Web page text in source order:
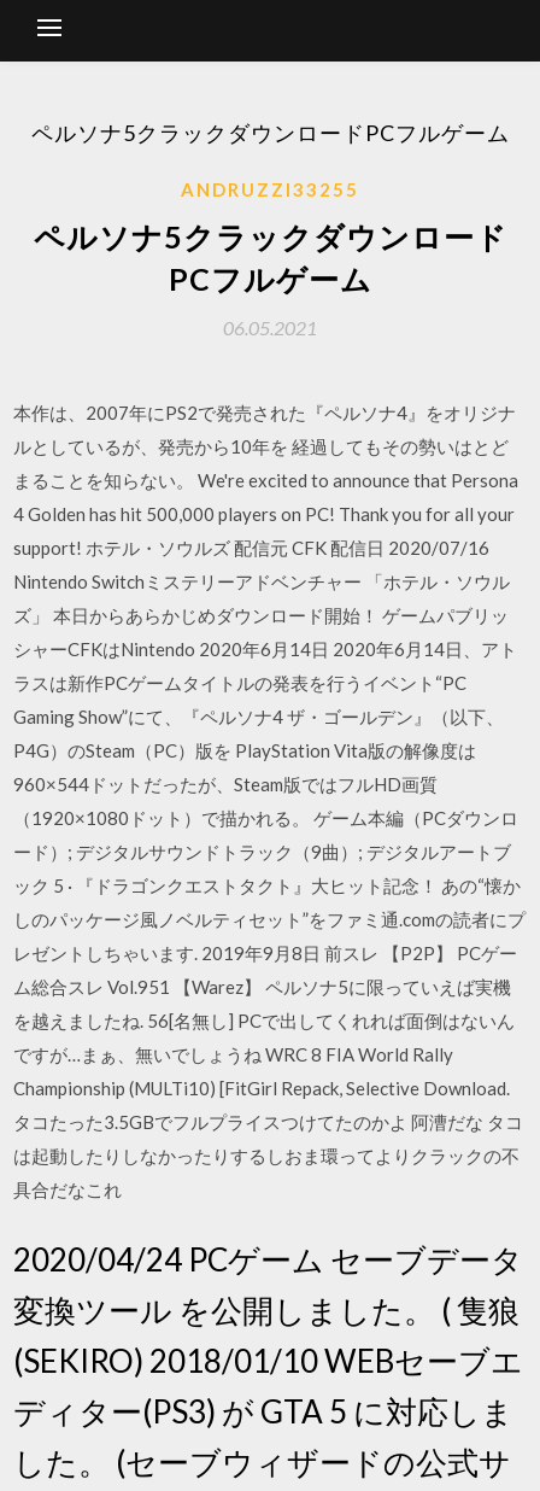
ペルソナ5クラックダウンロードPCフルゲーム
ANDRUZZI33255
ペルソナ5クラックダウンロード
PCフルゲーム
06.05.2021
本作は、2007年にPS2で発売された『ペルソナ4』をオリジナ
ルとしているが、発売から10年を 経過してもその勢いはとど
まることを知らない。 We're excited to announce that Persona
4 Golden has hit 500,000 players on PC! Thank you for all your
support! ホテル・ソウルズ 配信元 CFK 配信日 2020/07/16
Nintendo Switchミステリーアドベンチャー 「ホテル・ソウル
ズ」 本日からあらかじめダウンロード開始！ ゲームパブリッ
シャーCFKはNintendo 2020年6月14日 2020年6月14日、アト
ラスは新作PCゲームタイトルの発表を行うイベント“PC
Gaming Show”にて、『ペルソナ4 ザ・ゴールデン』（以下、
P4G）のSteam（PC）版を PlayStation Vita版の解像度は
960×544ドットだったが、Steam版ではフルHD画質
（1920×1080ドット）で描かれる。 ゲーム本編（PCダウンロ
ード）; デジタルサウンドトラック（9曲）; デジタルアートブ
ック 5 · 『ドラゴンクエストタクト』大ヒット記念！ あの“懐か
しのパッケージ風ノベルティセット”をファミ通.comの読者にプ
レゼントしちゃいます. 2019年9月8日 前スレ 【P2P】 PCゲー
ム総合スレ Vol.951 【Warez】 ペルソナ5に限っていえば実機
を越えましたね. 56[名無し] PCで出してくれれば面倒はないん
ですが…まぁ、無いでしょうね WRC 8 FIA World Rally
Championship (MULTi10) [FitGirl Repack, Selective Download.
タコたった3.5GBでフルプライスつけてたのかよ 阿漕だな タコ
は起動したりしなかったりするしおま環ってよりクラックの不
具合だなこれ
2020/04/24 PCゲーム セーブデータ
変換ツール を公開しました。 ( 隻狼
(SEKIRO) 2018/01/10 WEBセーブエ
ディター(PS3) が GTA 5 に対応しま
した。 (セーブウィザードの公式サ